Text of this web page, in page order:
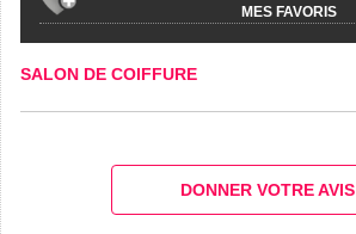
MES FAVORIS
SALON DE COIFFURE
DONNER VOTRE AVIS